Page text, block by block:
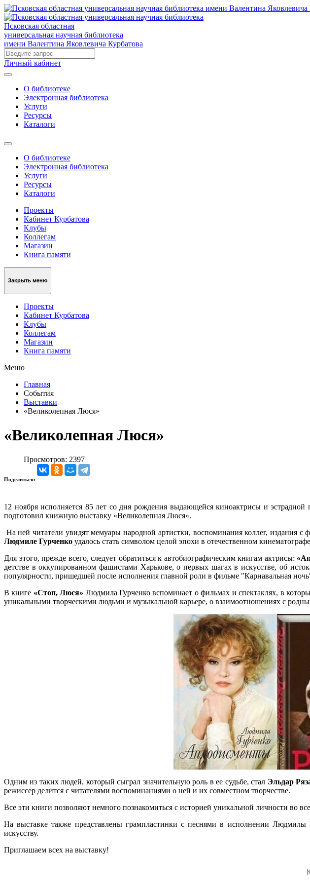
Псковская областная
универсальная научная библиотека
имени Валентина Яковлевича Курбатова
Личный кабинет
О библиотеке
Электронная библиотека
Услуги
Ресурсы
Каталоги
О библиотеке
Электронная библиотека
Услуги
Ресурсы
Каталоги
Проекты
Кабинет Курбатова
Клубы
Коллегам
Магазин
Книга памяти
Закрыть меню
Проекты
Кабинет Курбатова
Клубы
Коллегам
Магазин
Книга памяти
Меню
Главная
События
Выставки
«Великолепная Люся»
«Великолепная Люся»
Просмотров: 2397
Поделиться:
12 ноября исполняется 85 лет со дня рождения выдающейся киноактрисы и
подготовил книжную выставку «Великолепная Люся».
На ней читатели увидят мемуары народной артистки, воспоминания коллег, издания
Людмиле Гурченко удалось стать символом целой эпохи в отечественном
Для этого, прежде всего, следует обратиться к автобиографическим книгам актрисы:
детстве в оккупированном фашистами Харькове, о первых шагах в искусстве, об
популярности, пришедшей после исполнения главной роли в фильме "Карнавальная
В книге «Стоп, Люся» Людмила Гурченко вспоминает о фильмах и спектаклях, в
уникальными творческими людьми и музыкальной карьере, о взаимоотношениях с
Одним из таких людей, который сыграл значительную роль в ее судьбе, стал Эльдар
режиссер делится с читателями воспоминаниями о ней и их совместном творчестве.
Все эти книги позволяют немного познакомиться с историей уникальной личности во
На выставке также представлены грампластинки с песнями в исполнении
искусству.
Приглашаем всех на выставку!